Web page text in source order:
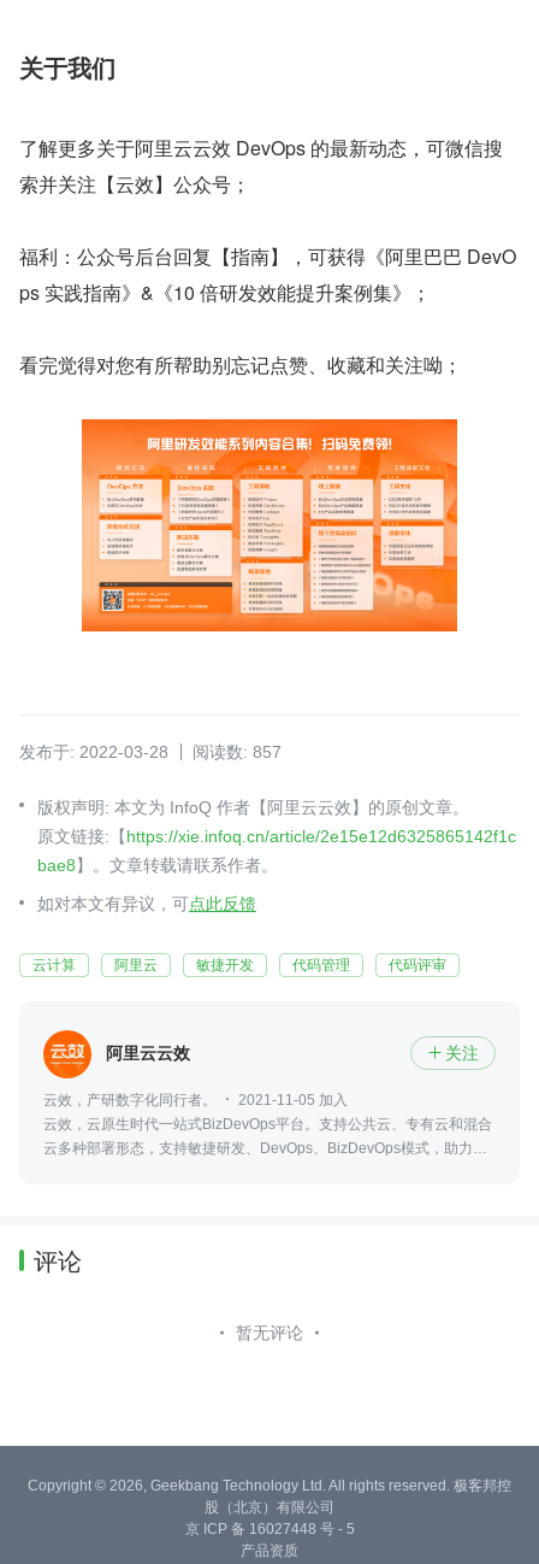
关于我们
了解更多关于阿里云云效 DevOps 的最新动态，可微信搜
索并关注【云效】公众号；
福利：公众号后台回复【指南】，可获得《阿里巴巴 DevO
ps 实践指南》&《10 倍研发效能提升案例集》；
看完觉得对您有所帮助别忘记点赞、收藏和关注呦；
发布于: 2022-03-28 阅读数: 857
版权声明: 本文为 InfoQ 作者【阿里云云效】的原创文章。
原文链接:【https://xie.infoq.cn/article/2e15e12d6325865142f1c
bae8】。文章转载请联系作者。
如对本文有异议，可点此反馈
云计算 阿里云 敏捷开发 代码管理 代码评审
阿里云云效  关注
云效，产研数字化同行者。
2021-11-05 加入
云效，云原生时代一站式BizDevOps平台。支持公共云、专有云和混合
云多种部署形态，支持敏捷研发、DevOps、BizDevOps模式，助力创
评论
暂无评论
Copyright © 2026, Geekbang Technology Ltd. All rights reserved. 极客邦控
股（北京）有限公司
京 ICP 备 16027448 号 - 5
产品资质